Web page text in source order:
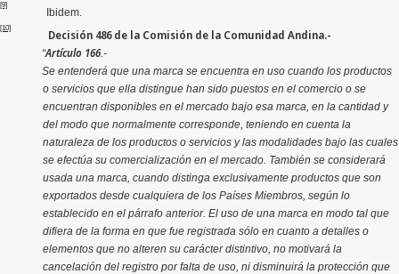
[9]
Ibidem.
[10] Decisión 486 de la Comisión de la Comunidad Andina.-
“Artículo 166.-
Se entenderá que una marca se encuentra en uso cuando los productos
o servicios que ella distingue han sido puestos en el comercio o se
encuentran disponibles en el mercado bajo esa marca, en la cantidad y
del modo que normalmente corresponde, teniendo en cuenta la
naturaleza de los productos o servicios y las modalidades bajo las cuales
se efectúa su comercialización en el mercado. También se considerará
usada una marca, cuando distinga exclusivamente productos que son
exportados desde cualquiera de los Países Miembros, según lo
establecido en el párrafo anterior. El uso de una marca en modo tal que
difiera de la forma en que fue registrada sólo en cuanto a detalles o
elementos que no alteren su carácter distintivo, no motivará la
cancelación del registro por falta de uso, ni disminuirá la protección que